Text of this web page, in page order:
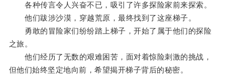
各种传言令人兴奋不已，吸引了许多探险家前来探索。
他们跋涉沙漠，穿越荒原，最终找到了这座梯子。
勇敢的冒险家们纷纷踏上梯子，开始了属于他们的探险
之旅。
他们经历了无数的艰难困苦，面对着惊险刺激的挑战，
但他们始终坚定地向前，希望揭开梯子背后的秘密。